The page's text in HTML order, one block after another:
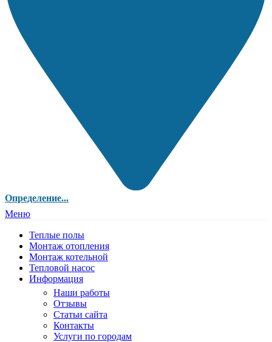
Определение...
Меню
Теплые полы
Монтаж отопления
Монтаж котельной
Тепловой насос
Информация
Наши работы
Отзывы
Статьи сайта
Контакты
Услуги по городам